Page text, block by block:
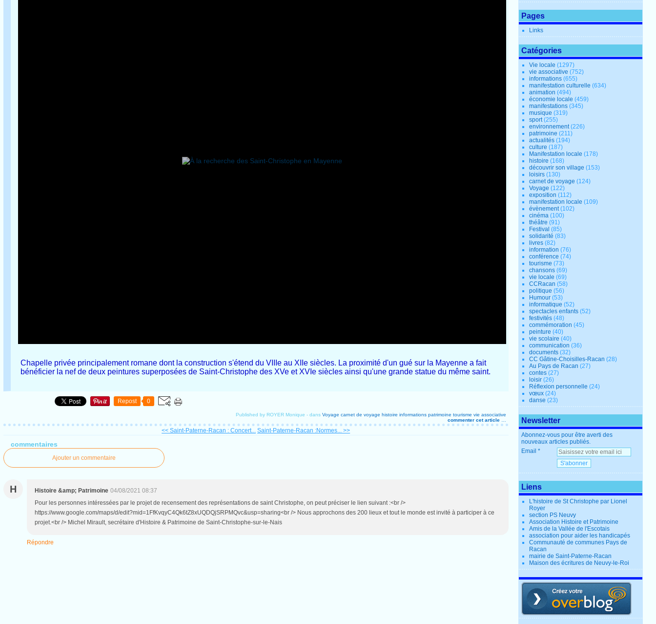
Chapelle privée principalement romane dont la construction s'étend du VIIIe au XIIe siècles. La proximité d'un gué sur la Mayenne a fait
bénéficier la nef de deux peintures superposées de Saint-Christophe des XVe et XVIe siècles ainsi qu'une grande statue du même saint.
Repost 0
Published by ROYER Monique -dans Voyage carnet de voyage histoire informations patrimoine tourisme vie associative
commenter cet article …
<< Saint-Paterne-Racan : Concert... Saint-Paterne-Racan :Normes... >>
commentaires
Ajouter un commentaire
H Histoire &amp; Patrimoine 04/08/2021 08:37
Pour les personnes intéressées par le projet de recensement des représentations de saint Christophe, on peut préciser le lien suivant :<br />
https://www.google.com/maps/d/edit?mid=1FfKvqyC4Qk6tZ8xUQDQjSRPMQvc&usp=sharing<br /> Nous approchons des 200 lieux et tout le monde est invité à participer à ce
projet.<br /> Michel Mirault, secrétaire d'Histoire & Patrimoine de Saint-Christophe-sur-le-Nais
Répondre
Pages
Links
Catégories
Vie locale (1297)
vie associative (752)
informations (655)
manifestation culturelle (634)
animation (494)
économie locale (459)
manifestations (345)
musique (319)
sport(255)
environnement(226)
patrimoine (211)
actualités (194)
culture (187)
Manifestation locale (178)
histoire (168)
découvrir son village (153)
loisirs (130)
carnet de voyage (124)
Voyage (122)
exposition (112)
manifestation locale (109)
évènement(102)
cinéma (100)
théâtre (91)
Festival (85)
solidarité (83)
livres (82)
information (76)
conférence (74)
tourisme (73)
chansons (69)
vie locale (69)
CCRacan (58)
politique (56)
Humour (53)
informatique (52)
spectacles enfants (52)
festivités (48)
commémoration (45)
peinture (40)
vie scolaire (40)
communication (36)
documents (32)
CC Gâtine-Choisilles-Racan (28)
Au Pays de Racan (27)
contes (27)
loisir (26)
Réflexion personnelle (24)
vœux (24)
danse (23)
Newsletter
Abonnez-vous pour être averti des
nouveaux articles publiés.
Email
Liens
L'histoire de St Christophe par Lionel
Royer
section PS Neuvy
Association Histoire et Patrimoine
Amis de la Vallée de l'Escotais
association pour aider les handicapés
Communauté de communes Pays de
Racan
mairie de Saint-Paterne-Racan
Maison des écritures de Neuvy-le-Roi